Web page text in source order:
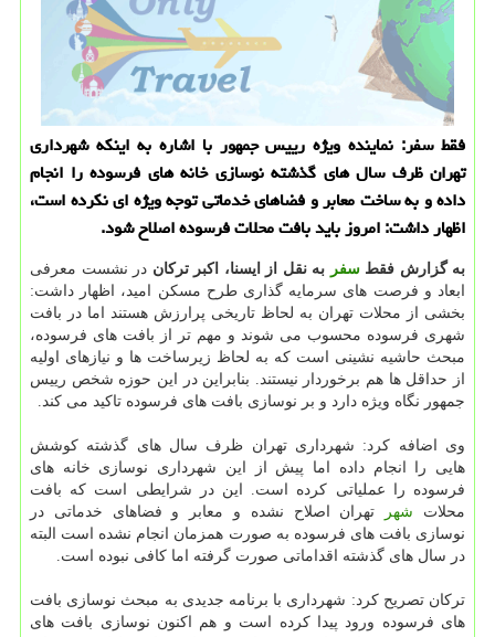
فقط سفر: نماینده ویژه رییس جمهور با اشاره به اینكه شهرداری
تهران ظرف سال های گذشته نوسازی خانه های فرسوده را انجام
داده و به ساخت معابر و فضاهای خدماتی توجه ویژه ای نكرده است،
اظهار داشت: امروز باید بافت محلات فرسوده اصلاح شود.
به گزارش فقطسفر به نقل از ایسنا، اكبر تركان در نشست معرفی
ابعاد و فرصت های سرمایه گذاری طرح مسكن امید، اظهار داشت:
بخشی از محلات تهران به لحاظ تاریخی پرارزش هستند اما در بافت
شهری فرسوده محسوب می شوند و مهم تر از بافت های فرسوده،
مبحث حاشیه نشینی است كه به لحاظ زیرساخت ها و نیازهای اولیه
از حداقل ها هم برخوردار نیستند. بنابراین در این حوزه شخص رییس
جمهور نگاه ویژه دارد و بر نوسازی بافت های فرسوده تاكید می كند.
وی اضافه كرد: شهرداری تهران ظرف سال های گذشته كوشش
هایی را انجام داده اما پیش از این شهرداری نوسازی خانه های
فرسوده را عملیاتی كرده است. این در شرایطی است كه بافت
محلات شهر
تهران اصلاح نشده و معابر و فضاهای خدماتی در
نوسازی بافت های فرسوده به صورت همزمان انجام نشده است البته
در سال های گذشته اقداماتی صورت گرفته اما كافی نبوده است.
تركان تصریح كرد: شهرداری با برنامه جدیدی به مبحث نوسازی بافت
های فرسوده ورود پیدا كرده است و هم اكنون نوسازی بافت های